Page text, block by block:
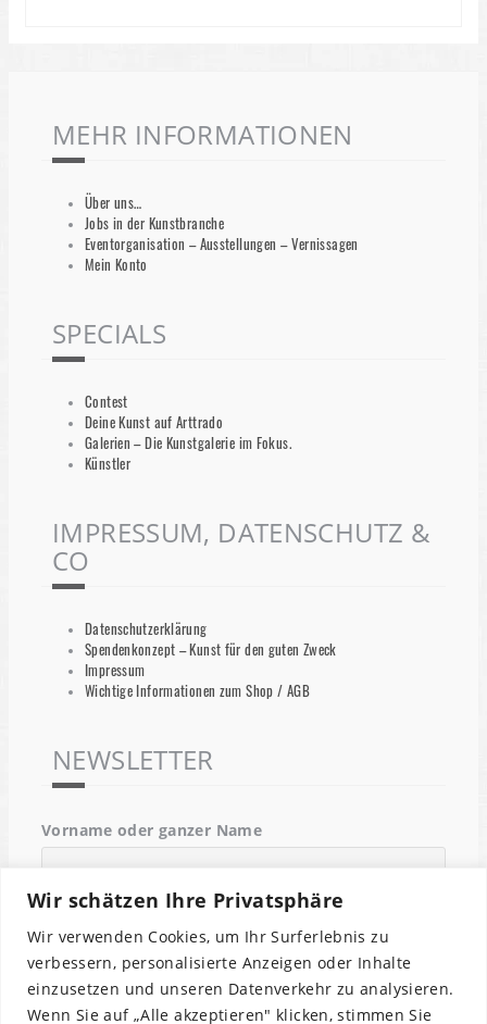
Wir schätzen Ihre Privatsphäre
Wir verwenden Cookies, um Ihr Surferlebnis zu
verbessern, personalisierte Anzeigen oder Inhalte
einzusetzen und unseren Datenverkehr zu analysieren.
Wenn Sie auf „Alle akzeptieren" klicken, stimmen Sie
MEHR INFORMATIONEN
Über uns…
Jobs in der Kunstbranche
Eventorganisation – Ausstellungen – Vernissagen
Mein Konto
SPECIALS
Contest
Deine Kunst auf Arttrado
Galerien – Die Kunstgalerie im Fokus.
Künstler
IMPRESSUM, DATENSCHUTZ &
CO
Datenschutzerklärung
Spendenkonzept – Kunst für den guten Zweck
Impressum
Wichtige Informationen zum Shop / AGB
NEWSLETTER
Vorname oder ganzer Name
Email
Indem Du fortfährst, akzeptierst Du unsere